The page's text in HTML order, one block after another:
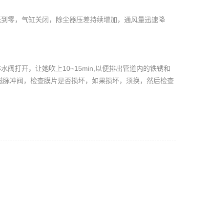
零，气缸关闭，除尘器压差持续增加，通风量迅速降
阀打开，让她吹上10~15min,以便排出管道内的铁锈和
脉冲阀 ，检查膜片是否损坏，如果损坏，须换，然后检查